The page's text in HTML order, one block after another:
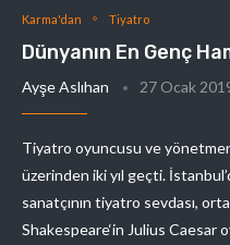
Karma'dan Tiyatro
Dünyanın En Genç
Ayşe Aslıhan 27 Ocak
Tiyatro oyuncusu ve
üzerinden iki yıl geçti.
sanatçının tiyatro sevdası,
Shakespeare‘in Julius Caesar